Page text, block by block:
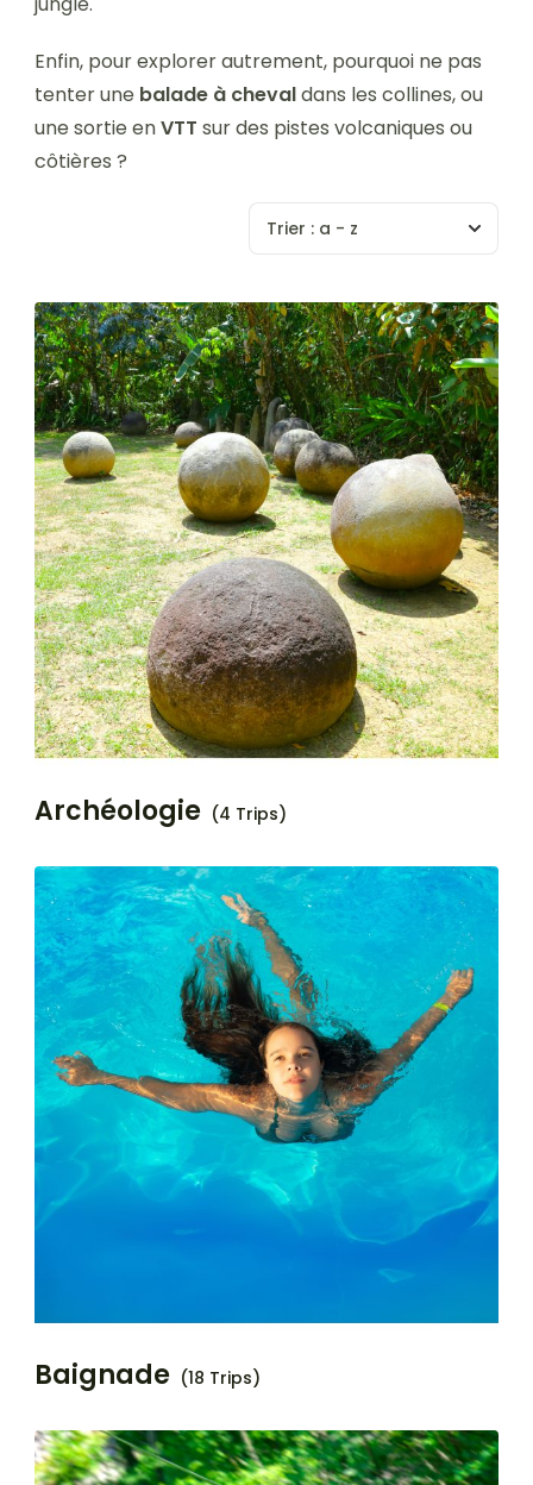
Enfin, pour explorer autrement, pourquoi ne pas
tenter une balade à chevaldans les collines, ou
une sortie enVTT sur des pistes volcaniques ou
côtières ?
Trier : a - z
Archéologie (4 Trips)
Baignade (18 Trips)